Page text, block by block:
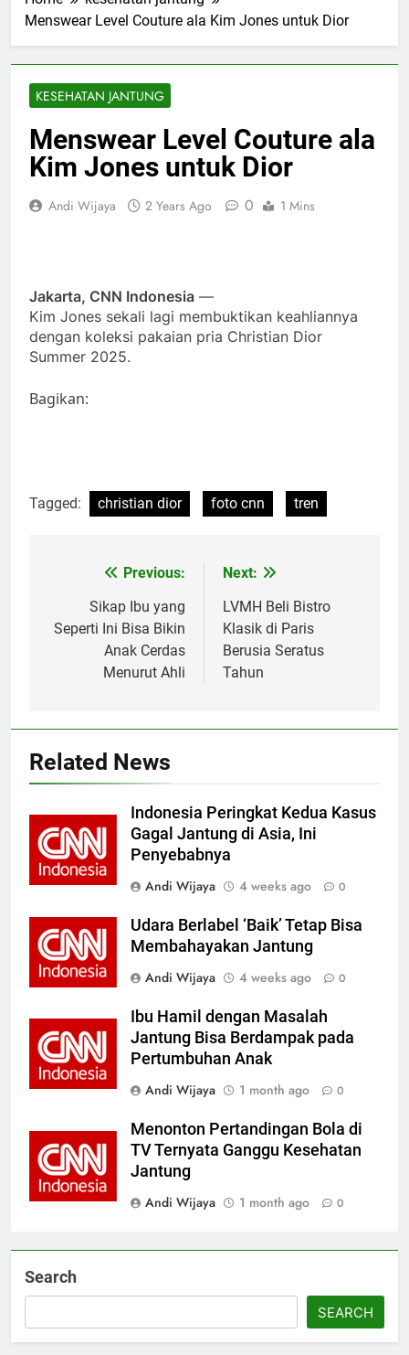
Menswear Level Couture ala Kim Jones untuk Dior
KESEHATAN JANTUNG
Menswear Level Couture ala
Kim Jones untuk Dior
Andi Wijaya 2 Years Ago 0 1 Mins
Jakarta, CNN Indonesia —
Kim Jones sekali lagi membuktikan keahliannya
dengan koleksi pakaian pria Christian Dior
Summer 2025.
Bagikan:
Tagged: christian dior foto cnn tren
navigation
Previous:
Sikap Ibu yang
Seperti Ini Bisa Bikin
Anak Cerdas
Menurut Ahli
Next:
LVMH Beli Bistro
Klasik di Paris
Berusia Seratus
Tahun
Related News
Indonesia Peringkat Kedua Kasus
Gagal Jantung di Asia, Ini
Penyebabnya
Andi Wijaya
4 weeks ago 0
Udara Berlabel ‘Baik’ Tetap Bisa
Membahayakan Jantung
Andi Wijaya
4 weeks ago 0
Ibu Hamil dengan Masalah
Jantung Bisa Berdampak pada
Pertumbuhan Anak
Andi Wijaya
1 month ago 0
Menonton Pertandingan Bola di
TV Ternyata Ganggu Kesehatan
Jantung
Andi Wijaya
1 month ago 0
Search
SEARCH